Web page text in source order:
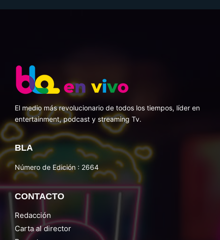
El medio más revolucionario de todos los tiempos, líder en
entertainment, podcast y streaming Tv.
BLA
Número de Edición : 2664
CONTACTO
Redacción
Carta al director